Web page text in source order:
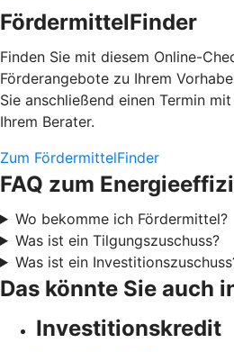
FördermittelFinder
Finden Sie mit diesem Online-
Förderangebote zu Ihrem
Sie anschließend einen Termin
Ihrem Berater.
Zum FördermittelFinder
FAQ zum
Wo bekomme ich Fördermittel?
Was ist ein Tilgungszuschuss?
Was ist ein
Das könnte Sie auch
Investitionskredit